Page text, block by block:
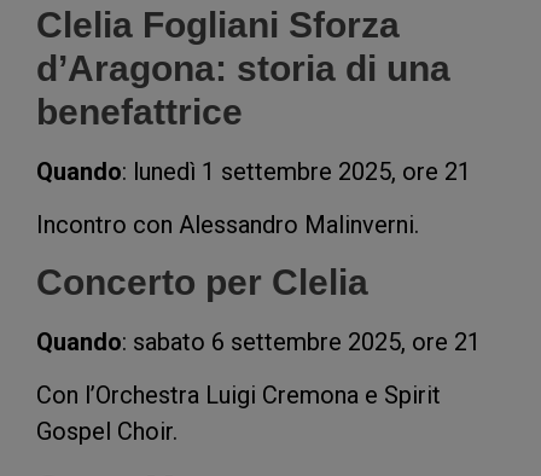
Clelia Fogliani Sforza
d’Aragona: storia di una
benefattrice
Quando: lunedì 1 settembre 2025, ore 21
Incontro con Alessandro Malinverni.
Concerto per Clelia
Quando: sabato 6 settembre 2025, ore 21
Con l’Orchestra Luigi Cremona e Spirit
Gospel Choir.